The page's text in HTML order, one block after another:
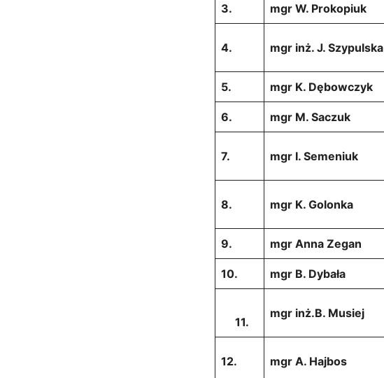
3. mgr W. Prokopiuk
4. mgr inż. J. Szypulska
5. mgr K. Dębowczyk
6. mgr M. Saczuk
7. mgr I. Semeniuk
8. mgr K. Golonka
9. mgr Anna Zegan
10. mgr B. Dybała
11.
mgr inż.B. Musiej
12. mgr A. Hajbos